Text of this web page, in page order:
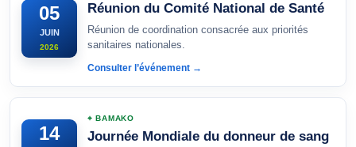
05
JUIN
2026
Réunion du Comité National de Santé
Réunion de coordination consacrée aux priorités
sanitaires nationales.
Consulter l’événement →
14
⌖ BAMAKO
Journée Mondiale du donneur de sang